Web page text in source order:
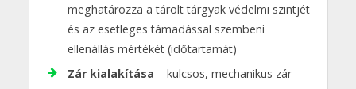
meghatározza a tárolt tárgyak védelmi szintjét
és az esetleges támadással szembeni
ellenállás mértékét (időtartamát)
Zár kialakítása – kulcsos, mechanikus zár